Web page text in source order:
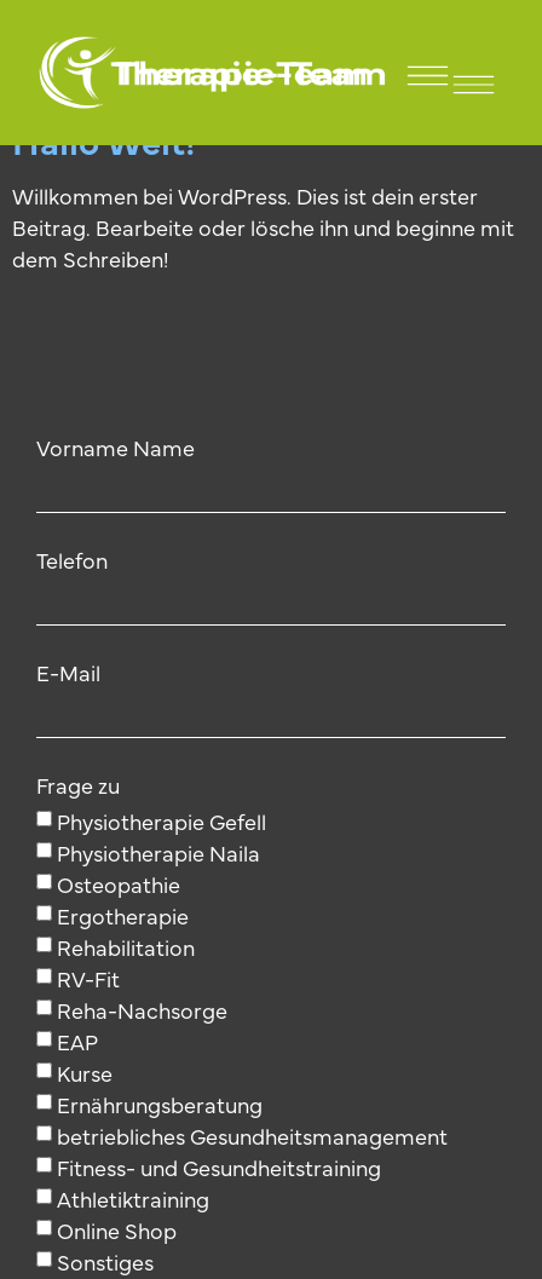
Kategorie:Allgemein
Hallo Welt!
Willkommen bei WordPress. Dies ist dein erster
Beitrag. Bearbeite oder lösche ihn und beginne mit
dem Schreiben!
Vorname Name
Telefon
E-Mail
Frage zu
Physiotherapie Gefell
Physiotherapie Naila
Osteopathie
Ergotherapie
Rehabilitation
RV-Fit
Reha-Nachsorge
EAP
Kurse
Ernährungsberatung
betriebliches Gesundheitsmanagement
Fitness- und Gesundheitstraining
Athletiktraining
Online Shop
Sonstiges